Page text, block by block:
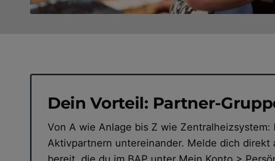
Dein Vorteil: Partner-
Von A wie Anlage bis Z wie Zentralheizsystem:
Aktivpartnern untereinander. Melde dich